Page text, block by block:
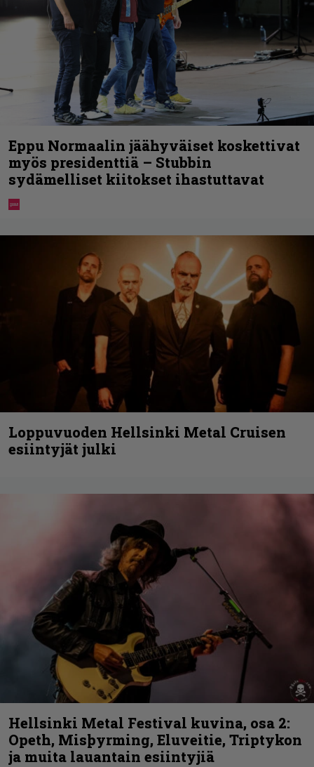
Eppu Normaalin jäähyväiset koskettivat
myös presidenttiä – Stubbin
sydämelliset kiitokset ihastuttavat
Loppuvuoden Hellsinki Metal Cruisen
esiintyjät julki
Hellsinki Metal Festival kuvina, osa 2:
Opeth, Misþyrming, Eluveitie, Triptykon
ja muita lauantain esiintyjiä